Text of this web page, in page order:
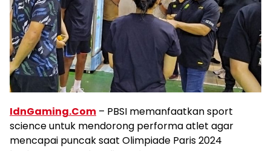
IdnGaming.Com – PBSI memanfaatkan sport
science untuk mendorong performa atlet agar
mencapai puncak saat Olimpiade Paris 2024